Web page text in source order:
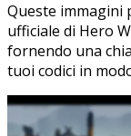
Queste immagini
ufficiale di Hero
fornendo una
tuoi codici in